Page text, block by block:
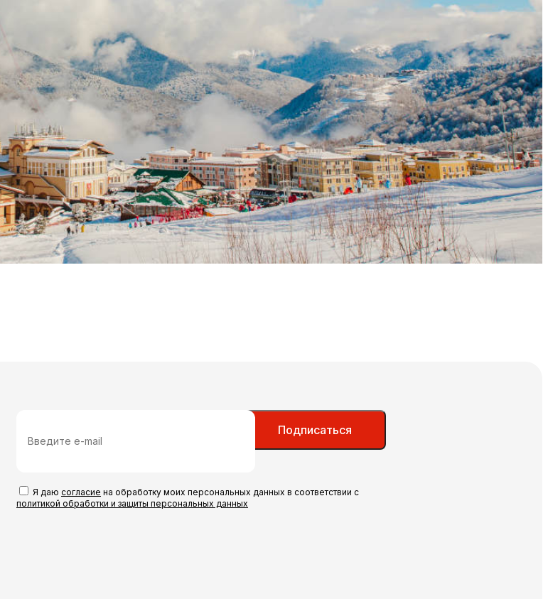
Подписаться
Я даю согласие на обработку моих персональных данных в соответствии с
политикой обработки и защиты персональных данных